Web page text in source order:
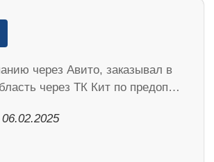
через Авито, заказывал в
через ТК Кит по предоп…